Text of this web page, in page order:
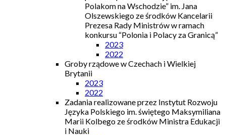
Polakom na Wschodzie” im. Jana
Olszewskiego ze środków Kancelarii
Prezesa Rady Ministrów w ramach
konkursu “Polonia i Polacy za Granicą”
2023
2022
Groby rządowe w Czechach i Wielkiej
Brytanii
2023
2022
Zadania realizowane przez Instytut Rozwoju
Języka Polskiego im. świętego Maksymiliana
Marii Kolbego ze środków Ministra Edukacji
i Nauki